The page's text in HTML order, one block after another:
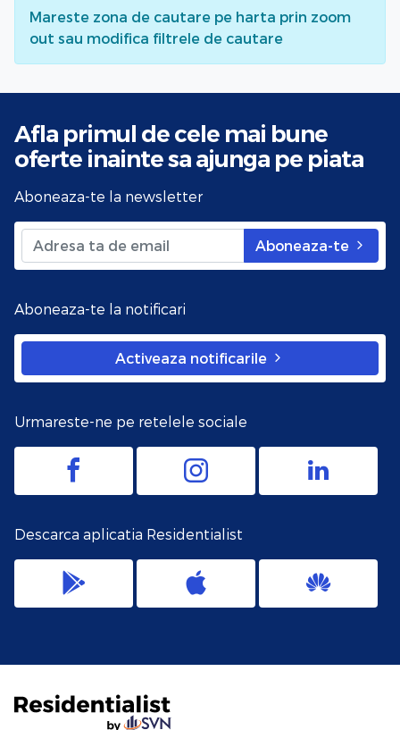
Mareste zona de cautare pe harta prin zoom
out sau modifica filtrele de cautare
Afla primul de cele mai bune
oferte inainte sa ajunga pe piata
Aboneaza-te la newsletter
Aboneaza-te
Aboneaza-te la notificari
Activeaza notificarile
Urmareste-ne pe retelele sociale
Descarca aplicatia Residentialist